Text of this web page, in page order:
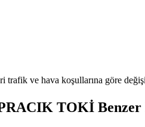
trafik ve hava koşullarına göre
TOKİ